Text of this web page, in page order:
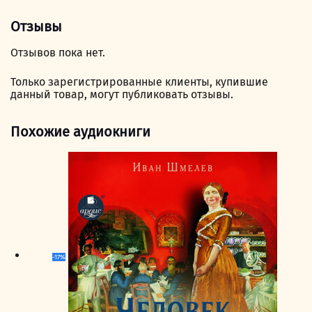
Отзывы
Отзывов пока нет.
Только зарегистрированные клиенты, купившие
данный товар, могут публиковать отзывы.
Похожие аудиокниги
-17%